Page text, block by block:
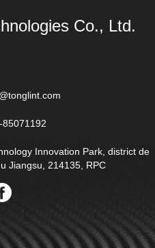
Co., Ltd.
Innovation Park, district de
Jiangsu, 214135, RPC